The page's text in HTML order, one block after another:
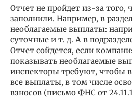
Отчет не пройдет из-за того,
заполнили. Например, в
необлагаемые выплаты:
суточные и т. д. А в
Отчет сойдется, если
показывать необлагаемые
инспекторы требуют, чтобы в
все выплаты, в том числе
взносов (письмо ФНС от